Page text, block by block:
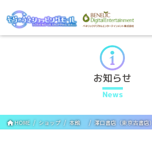
お知らせ
News
HOME ショップ 本館 澤口書店（東京古書店）